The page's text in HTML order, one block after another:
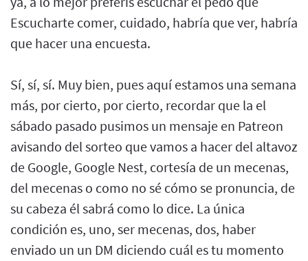
Escucharte comer, cuidado, habría que ver, habría
que hacer una encuesta.
Sí, sí, sí. Muy bien, pues aquí estamos una semana
más, por cierto, por cierto, recordar que la el
sábado pasado pusimos un mensaje en Patreon
avisando del sorteo que vamos a hacer del altavoz
de Google, Google Nest, cortesía de un mecenas,
del mecenas o como no sé cómo se pronuncia, de
su cabeza él sabrá como lo dice. La única
condición es, uno, ser mecenas, dos, haber
enviado un un DM diciendo cuál es tu momento